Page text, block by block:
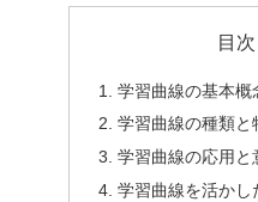
目次
学習曲線の基本概
学習曲線の種類と
学習曲線の応用と
学習曲線を活かし